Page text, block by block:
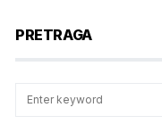
PRETRAGA